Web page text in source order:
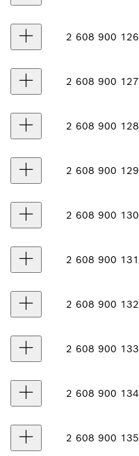
2 608 900 126
2 608 900 127
2 608 900 128
2 608 900 129
2 608 900 130
2 608 900 131
2 608 900 132
2 608 900 133
2 608 900 134
2 608 900 135